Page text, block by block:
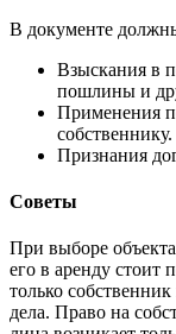
В документе
Взыскания в
пошлины и
Применения
собственнику.
Признания
Советы
При выборе
его в аренду стоит
только
дела. Право на